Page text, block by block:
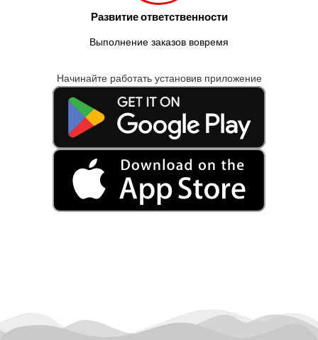
Развитие ответственности
Выполнение заказов вовремя
Начинайте работать установив приложение